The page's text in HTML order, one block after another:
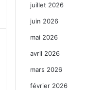
juillet 2026
juin 2026
mai 2026
avril 2026
mars 2026
février 2026